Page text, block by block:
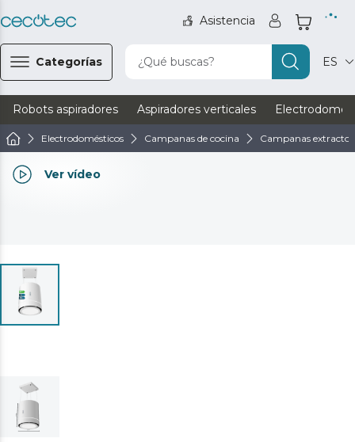
Asistencia
Categorías ¿Qué buscas? ES
Robots aspiradores Aspiradores verticales
Electrodomésticos Campanas de cocina Campanas
Ver vídeo